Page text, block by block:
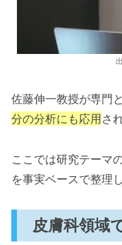
佐藤伸一教授が専門
分の分析にも応用さ
ここでは研究テーマ
を事実ベースで整理し
皮膚科領域